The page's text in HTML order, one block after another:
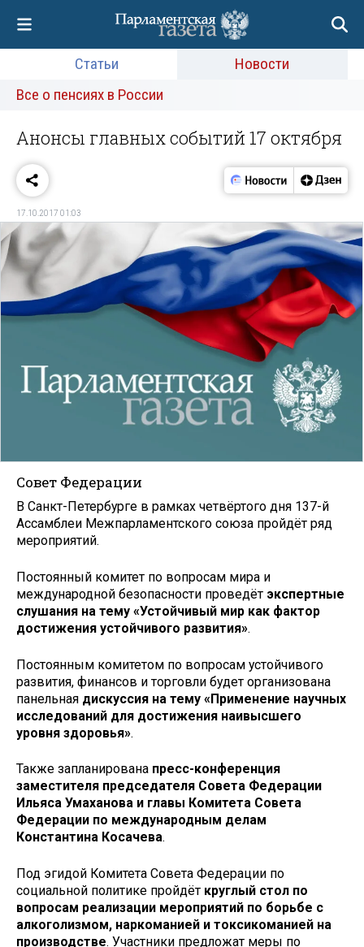
Статьи
Новости
Все о пенсиях в России
Анонсы главных событий 17 октября
17.10.2017 01:03
Совет Федерации
В Санкт-Петербурге в рамках четвёртого дня 137-й
Ассамблеи Межпарламентского союза пройдёт ряд
мероприятий.
Постоянный комитет по вопросам мира и
международной безопасности проведёт экспертные
слушания на тему «Устойчивый мир как фактор
достижения устойчивого развития».
Постоянным комитетом по вопросам устойчивого
развития, финансов и торговли будет организована
панельная дискуссия на тему «Применение научных
исследований для достижения наивысшего
уровня здоровья».
Также запланирована пресс-конференция
заместителя председателя Совета Федерации
Ильяса Умаханова и главы Комитета Совета
Федерации по международным делам
Константина Косачева.
Под эгидой Комитета Совета Федерации по
социальной политике пройдёт круглый стол по
вопросам реализации мероприятий по борьбе с
алкоголизмом, наркоманией и токсикоманией на
производстве. Участники предложат меры по